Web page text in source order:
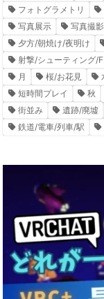
フォトグラメトリ
写真展示
写真撮影
夕方/朝焼け/夜明け
射撃/シューティング/
月
桜/お花見
短時間プレイ
秋
街並み
遺跡/廃墟
鉄道/電車/列車/駅